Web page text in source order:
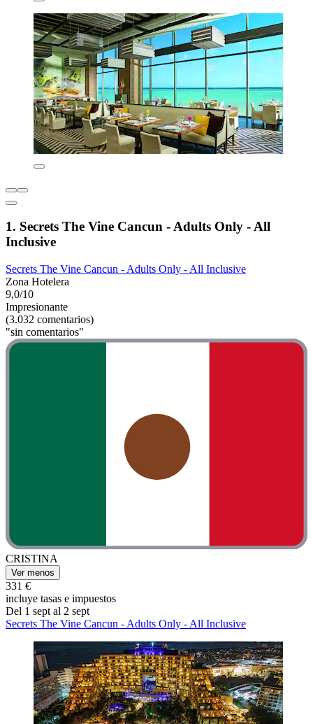
1. Secrets The Vine Cancun - Adults Only - All
Inclusive
Secrets The Vine Cancun - Adults Only - All Inclusive
Zona Hotelera
9,0/10
Impresionante
(3.032 comentarios)
"sin comentarios"
CRISTINA
Ver menos
331 €
incluye tasas e impuestos
Del 1 sept al 2 sept
Secrets The Vine Cancun - Adults Only - All Inclusive